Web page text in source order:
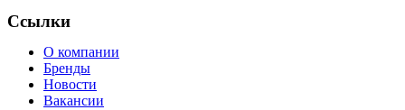
Ссылки
О компании
Бренды
Новости
Вакансии